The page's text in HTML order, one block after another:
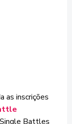
as inscrições
Battles